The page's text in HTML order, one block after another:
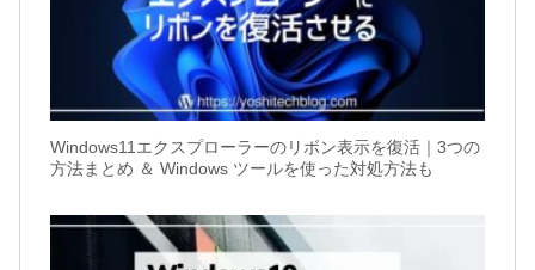
Windows11エクスプローラーのリボン表示を復活｜3つの
方法まとめ ＆ Windows ツールを使った対処方法も